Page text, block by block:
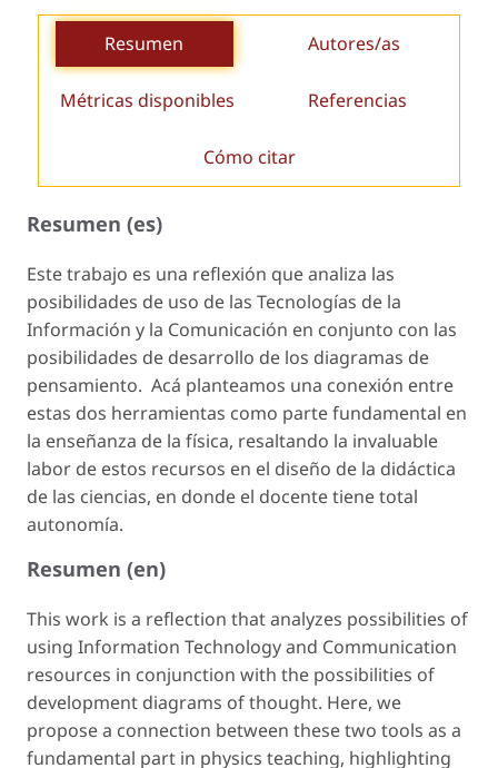
Resumen Autores/as
Métricas disponibles Referencias
Cómo citar
Resumen (es)
Este trabajo es una reflexión que analiza las
posibilidades de uso de las Tecnologías de la
Información y la Comunicación en conjunto con las
posibilidades de desarrollo de los diagramas de
pensamiento. Acá planteamos una conexión entre
estas dos herramientas como parte fundamental en
la enseñanza de la física, resaltando la invaluable
labor de estos recursos en el diseño de la didáctica
de las ciencias, en donde el docente tiene total
autonomía.
Resumen (en)
This work is a reflection that analyzes possibilities of
using Information Technology and Communication
resources in conjunction with the possibilities of
development diagrams of thought. Here, we
propose a connection between these two tools as a
fundamental part in physics teaching, highlighting